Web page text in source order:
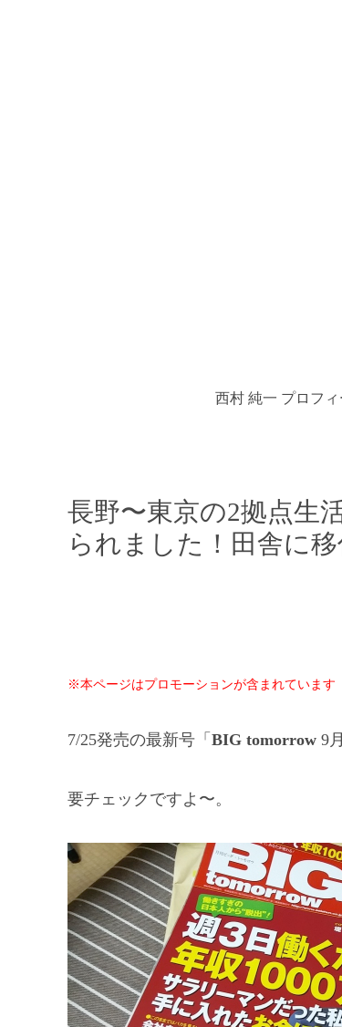
西村 純一 プロフ
長野〜東京の2拠点生
られました！田舎に
※本ページはプロモーションが含まれています
7/25発売の最新号「 BIG tomorrow 9
要チェックですよ〜。